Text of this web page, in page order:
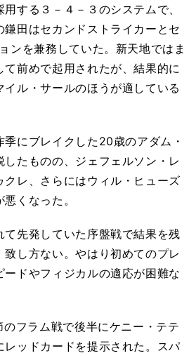
する３－４－３のシステムで、
鎌田はセカンドストライカーとセ
ンを兼務していた。新天地ではま
前めで起用されたが、結果的に
ル・サールのほうが適している
にブレイクした20歳のアダム・
したものの、ジェフェルソン・レ
クレ、さらにはウィル・ヒューズ
くなった。
先発していた序盤戦で結果を残
し方ない。やはり初めてのプレ
ードやフィジカルの適応が困難な
フラム戦で後半にケニー・テテ
レッドカードを提示された。スパ